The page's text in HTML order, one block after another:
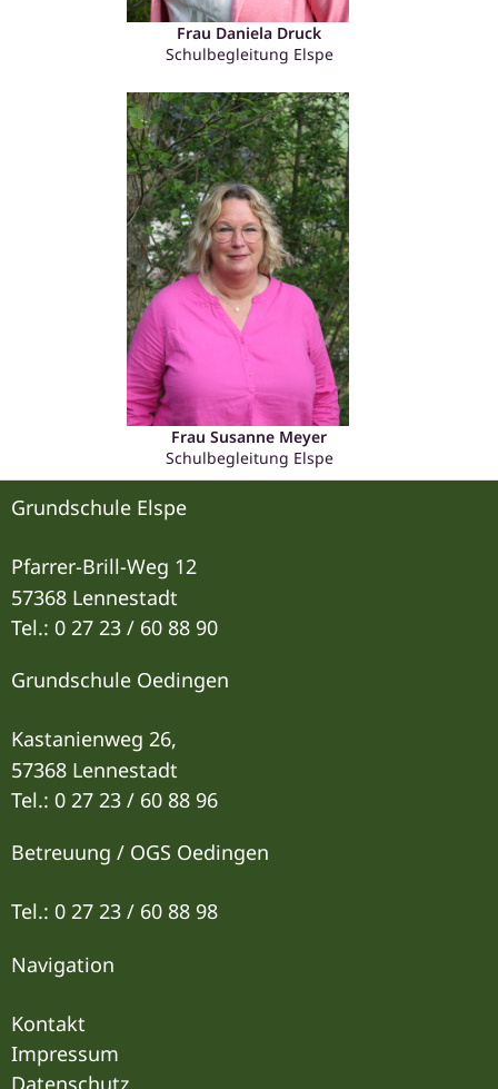
Frau Daniela Druck
Schulbegleitung Elspe
Frau Susanne Meyer
Schulbegleitung Elspe
Grundschule Elspe
Pfarrer-Brill-Weg 12
57368 Lennestadt
Tel.: 0 27 23 / 60 88 90
Grundschule Oedingen
Kastanienweg 26,
57368 Lennestadt
Tel.: 0 27 23 / 60 88 96
Betreuung / OGS Oedingen
Tel.: 0 27 23 / 60 88 98
Navigation
Kontakt
Impressum